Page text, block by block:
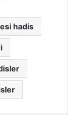
hadis